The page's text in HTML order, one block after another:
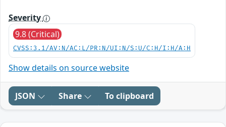
Severity
9.8 (Critical)
CVSS:3.1/AV:N/AC:L/PR:N/UI:N/S:U/C:H/I:H/A:H
Show details on source website
JSON Share To clipboard